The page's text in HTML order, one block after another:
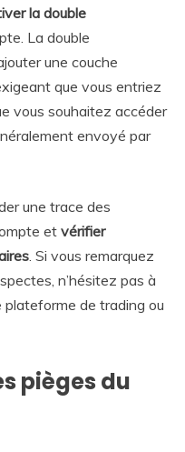
la double
La double
une couche
que vous entriez
vous souhaitez accéder
envoyé par
une trace des
et vérifier
. Si vous remarquez
n’hésitez pas à
de trading ou
pièges du